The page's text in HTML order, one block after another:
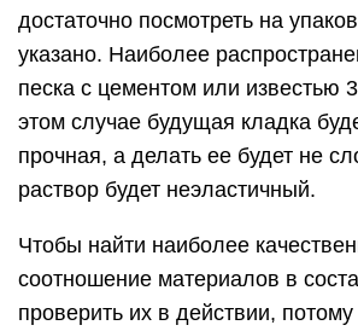
достаточно посмотреть на
указано. Наиболее
песка с цементом или известью
этом случае будущая кладка
прочная, а делать ее будет не
раствор будет неэластичный.
Чтобы найти наиболее
соотношение материалов в
проверить их в действии,